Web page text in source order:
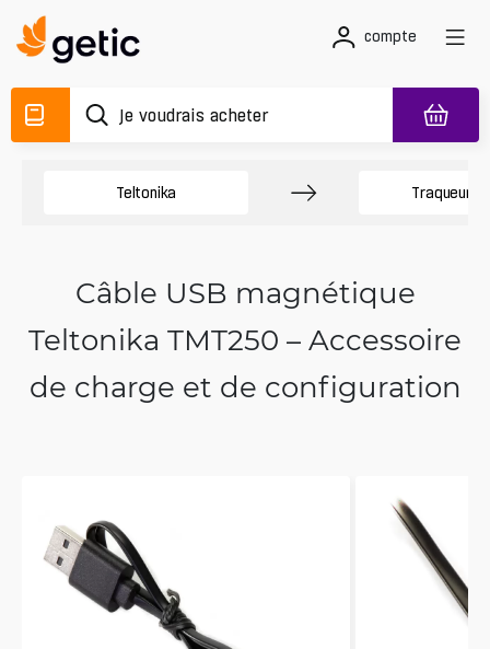
compte
Teltonika Traqueurs
Câble USB magnétique
Teltonika TMT250 – Accessoire
de charge et de configuration